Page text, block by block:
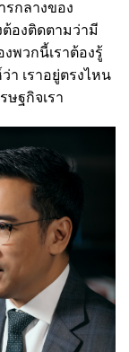
รกลางของ
องติดตามว่ามี
พวกนี้เราต้องรู้
า เราอยู่ตรงไหน
ษฐกิจเรา